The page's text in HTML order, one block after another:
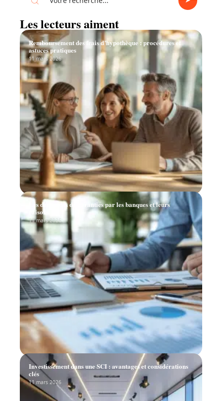
Les lecteurs aiment
Remboursement des frais d’hypothèque : procédures et
astuces pratiques
11 mars 2026
Les demandes de garanties par les banques et leurs
raisons
11 mars 2026
Investissement dans une SCI : avantages et considérations
clés
11 mars 2026